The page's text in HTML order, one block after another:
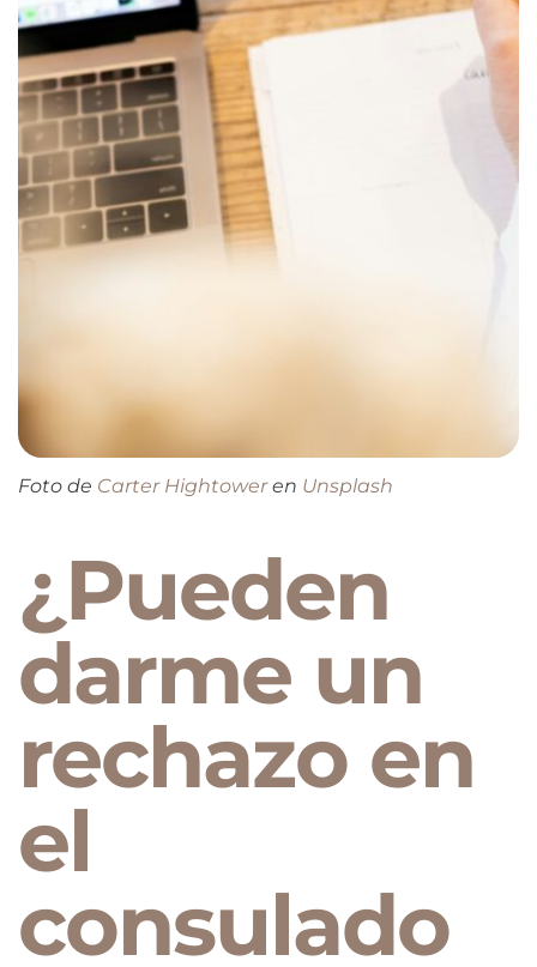
Foto de Carter Hightoweren Unsplash
¿Pueden
darme un
rechazo en
el
consulado